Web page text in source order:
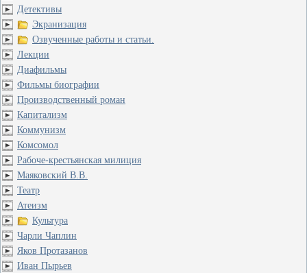
Детективы
Экранизация
Озвученные работы и статьи.
Лекции
Диафильмы
Фильмы биографии
Производственный роман
Капитализм
Коммунизм
Комсомол
Рабоче-крестьянская милиция
Маяковский В.В.
Театр
Атеизм
Культура
Чарли Чаплин
Яков Протазанов
Иван Пырьев